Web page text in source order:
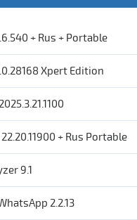
+ Rus + Portable
Xpert Edition
+ Rus Portable
9.1
2.2.13